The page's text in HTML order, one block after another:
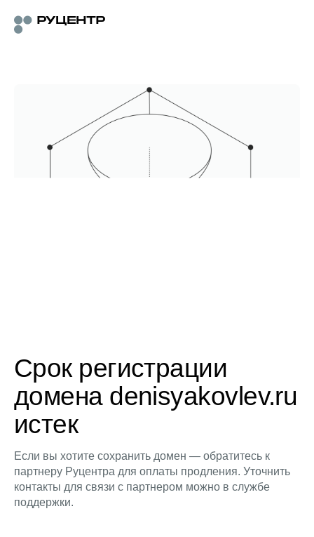
Срок регистрации
домена denisyakovlev.ru
истек
Если вы хотите сохранить домен — обратитесь к
партнеру Руцентра для оплаты продления. Уточнить
контакты для связи с партнером можно в службе
поддержки.